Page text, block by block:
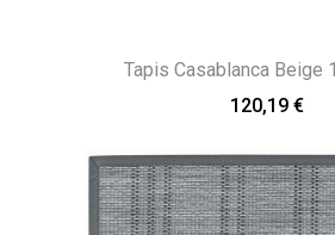
Tapis Casablanca Beige
120,19 €